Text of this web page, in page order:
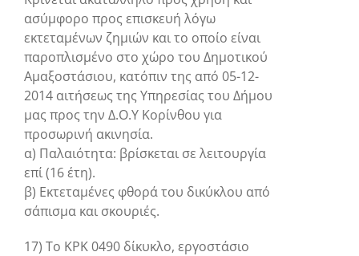
ασύμφορο προς επισκευή λόγω
εκτεταμένων ζημιών και το οποίο είναι
παροπλισμένο στο χώρο του Δημοτικού
Αμαξοστάσιου, κατόπιν της από 05-12-
2014 αιτήσεως της Υπηρεσίας του Δήμου
μας προς την Δ.Ο.Υ Κορίνθου για
προσωρινή ακινησία.
α) Παλαιότητα: βρίσκεται σε λειτουργία
επί (16 έτη).
β) Εκτεταμένες φθορά του δικύκλου από
σάπισμα και σκουριές.
17) Το ΚΡΚ 0490 δίκυκλο, εργοστάσιο